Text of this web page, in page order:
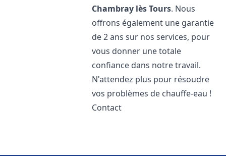
Chambray lès Tours. Nous
offrons également une garantie
de 2 ans sur nos services, pour
vous donner une totale
confiance dans notre travail.
N'attendez plus pour résoudre
vos problèmes de chauffe-eau !
Contact